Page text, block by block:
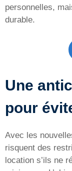
personnelles,
durable.
Une
pour
Avec les
risquent des
location s’ils ne